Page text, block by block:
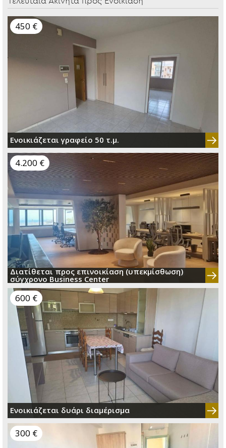
450 €
Ενοικιάζεται γραφείο 50 τ.μ.
4.200 €
Διατίθεται προς επινοικίαση (υπεκμίσθωση)
σύγχρονο Business Center
600 €
Ενοικιάζεται δυάρι διαμέρισμα
300 €